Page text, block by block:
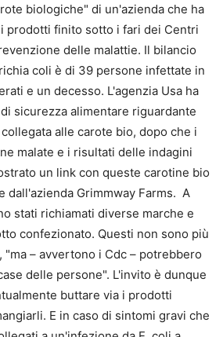
biologiche" di un'azienda che ha
prodotti finito sotto i fari dei Centri
delle malattie. Il bilancio
coli è di 39 persone infettate in
e un decesso. L'agenzia Usa ha
sicurezza alimentare riguardante
alle carote bio, dopo che i
malate e i risultati delle indagini
un link con queste carotine bio
dall'azienda Grimmway Farms. A
stati richiamati diverse marche e
confezionato. Questi non sono più
"ma – avvertono i Cdc – potrebbero
delle persone". L'invito è dunque
buttare via i prodotti
E in caso di sintomi gravi che